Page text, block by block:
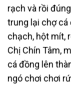
rạch và rồi
trung lại chợ cá
chạch, hột mít,
Chị Chín Tâm,
cá đồng lên
ngó chơi chơi